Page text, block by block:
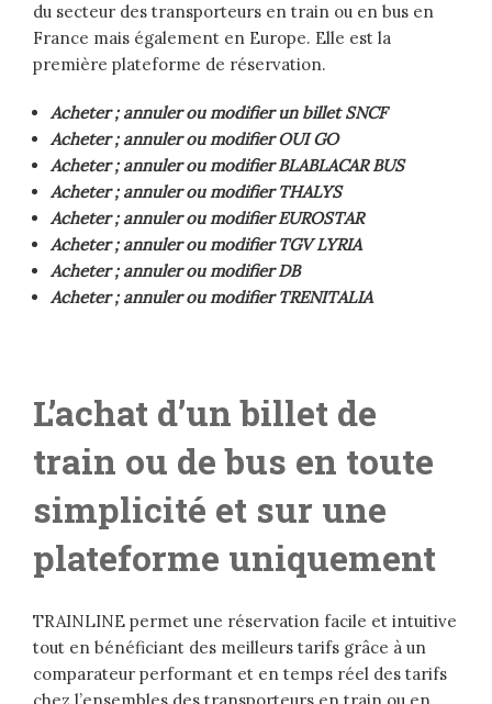
du secteur des transporteurs en train ou en bus en
France mais également en Europe. Elle est la
première plateforme de réservation.
Acheter ; annuler ou modifier un billet SNCF
Acheter ; annuler ou modifier OUI GO
Acheter ; annuler ou modifier BLABLACAR BUS
Acheter ; annuler ou modifier THALYS
Acheter ; annuler ou modifier EUROSTAR
Acheter ; annuler ou modifier TGV LYRIA
Acheter ; annuler ou modifier DB
Acheter ; annuler ou modifier TRENITALIA
L’achat d’un billet de
train ou de bus en toute
simplicité et sur une
plateforme uniquement
TRAINLINE permet une réservation facile et intuitive
tout en bénéficiant des meilleurs tarifs grâce à un
comparateur performant et en temps réel des tarifs